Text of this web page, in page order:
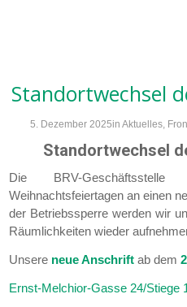
Standortwechsel
5. Dezember 2025in Aktuelles,
Standortwechsel
Die BRV-
Weihnachtsfeiertagen an einen
der Betriebssperre werden wir
Räumlichkeiten wieder
Unsere neue Anschrift ab dem
Ernst-Melchior-Gasse 24/Stiege